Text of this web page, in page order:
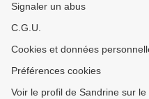
Signaler un abus
C.G.U.
Cookies et données
Préférences cookies
Voir le profil de Sandrine sur